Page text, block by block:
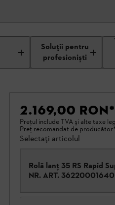
Soluții pentru
profesioniști
2.169,00 RON*
Preţul include TVA şi alte taxe
Preţ recomandat de producător*
Selectați articolul
Rolă lanţ 35 RS Rapid
NR. ART. 36220001640